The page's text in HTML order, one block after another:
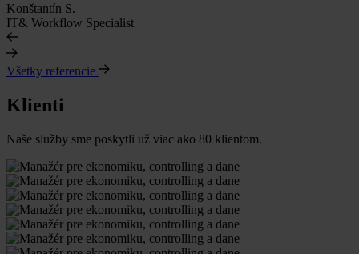
Konštantín S.
IT& Workflow Specialist
Všetky referencie
Klienti
Naše služby sme poskytli už viac ako 80 klientom.